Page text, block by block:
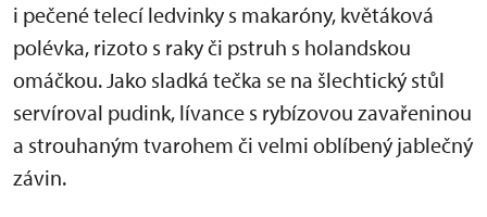
i pečené telecí ledvinky s makaróny, květáková
polévka, rizoto s raky či pstruh s holandskou
omáčkou. Jako sladká tečka se na šlechtický stůl
servíroval pudink, lívance s rybízovou zavařeninou
a strouhaným tvarohem či velmi oblíbený jablečný
závin.